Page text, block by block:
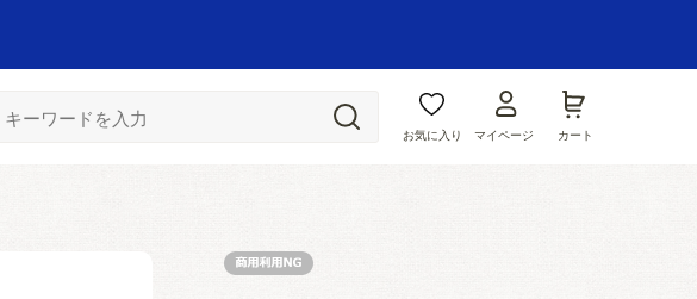
お気に入り マイページ カート